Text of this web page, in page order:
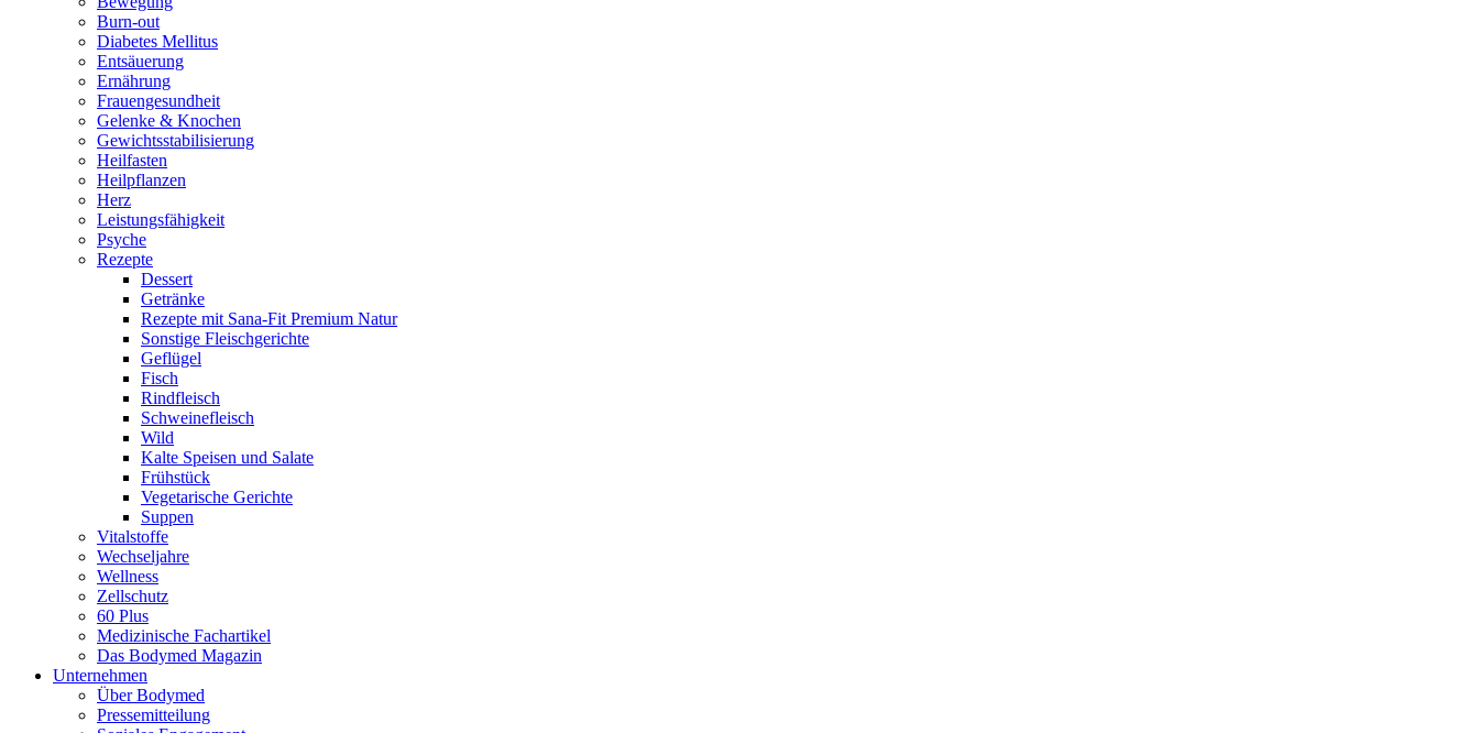
Burn-out
Diabetes Mellitus
Entsäuerung
Ernährung
Frauengesundheit
Gelenke & Knochen
Gewichtsstabilisierung
Heilfasten
Heilpflanzen
Herz
Leistungsfähigkeit
Psyche
Rezepte
Dessert
Getränke
Rezepte mit Sana-Fit Premium Natur
Sonstige Fleischgerichte
Geflügel
Fisch
Rindfleisch
Schweinefleisch
Wild
Kalte Speisen und Salate
Frühstück
Vegetarische Gerichte
Suppen
Vitalstoffe
Wechseljahre
Wellness
Zellschutz
60 Plus
Medizinische Fachartikel
Das Bodymed Magazin
Unternehmen
Über Bodymed
Pressemitteilung